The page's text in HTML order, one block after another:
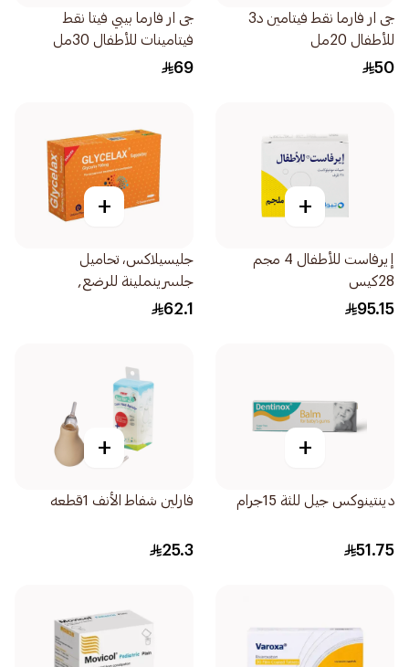
جى ار فارما نقط فيتامين د3
للأطفال 20مل
50
جى ار فارما بيبي فيتا نقط
فيتامينات للأطفال 30مل
69
+
إيرفاست للأطفال 4 مجم
28كيس
95.15
+
جليسيلاكس، تحاميل
جلسرينملينة للرضع,
700ملجرام - 12قطعة
62.1
+
دينتينوكس جيل للثة 15جرام
51.75
+
فارلين شفاط الأنف 1قطعه
25.3